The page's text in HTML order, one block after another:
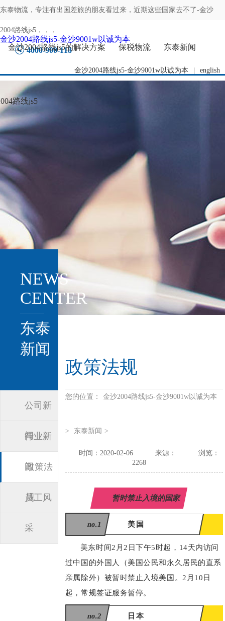
东泰物流，专注有出国差旅的朋友看过来，近期这些国家去不了-金沙
2004路线js5 ，，，
4000-900-118
金沙2004路线js5-金沙9001w以诚为本 english
金沙2004路线js5-金沙9001w以诚为本
金沙2004路线js5的解决方案
保税物流 东泰新闻
路线js5
NEWS
CENTER
东泰
新闻
公司新
闻
行业新
闻
政策法
规
员工风
采
政策法规
您的位置： 金沙2004路线js5-金沙9001w以诚为本
> 东泰新闻 >
时间：2020-02-06 来源：
浏览：
2268
暂时禁止入境的国家
no.1 美国
美东时间2月2日下午5时起，14天内访问
过中国的外国人（美国公民和永久居民的直系
亲属除外）被暂时禁止入境美国。2月10日
起，常规签证服务暂停。
no.2 日本